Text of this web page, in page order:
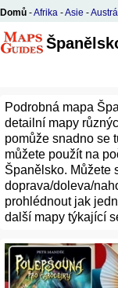
Domů -Afrika -Asie -
Podrobná mapa
detailní mapy
pomůže snadno se
můžete použít na
Španělsko. Můžete
doprava/doleva/
prohlédnout jak
další mapy týkající